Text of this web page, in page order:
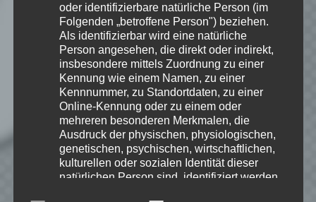
Benachrichtige mich über neue
Beiträge via E-Mail.
EmKa
Ich bin leidenschaftlicher
Gamer und schaue mir
eigentlich alles Neue an.
oder identifizierbare natürliche Person (im
Folgenden „betroffene Person") beziehen.
Als identifizierbar wird eine natürliche
Person angesehen, die direkt oder indirekt,
insbesondere mittels Zuordnung zu einer
Kennung wie einem Namen, zu einer
Kennnummer, zu Standortdaten, zu einer
Online-Kennung oder zu einem oder
mehreren besonderen Merkmalen, die
Ausdruck der physischen, physiologischen,
genetischen, psychischen, wirtschaftlichen,
kulturellen oder sozialen Identität dieser
natürlichen Person sind, identifiziert werden